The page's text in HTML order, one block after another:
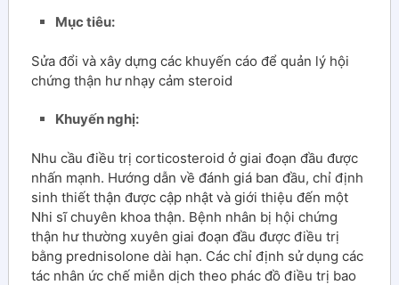
Mục tiêu:
Sửa đổi và xây dựng các khuyến cáo để quản lý hội
chứng thận hư nhạy cảm steroid
Khuyến nghị:
Nhu cầu điều trị corticosteroid ở giai đoạn đầu được
nhấn mạnh. Hướng dẫn về đánh giá ban đầu, chỉ định
sinh thiết thận được cập nhật và giới thiệu đến một
Nhi sĩ chuyên khoa thận. Bệnh nhân bị hội chứng
thận hư thường xuyên giai đoạn đầu được điều trị
bằng prednisolone dài hạn. Các chỉ định sử dụng các
tác nhân ức chế miễn dịch theo phác đồ điều trị bao